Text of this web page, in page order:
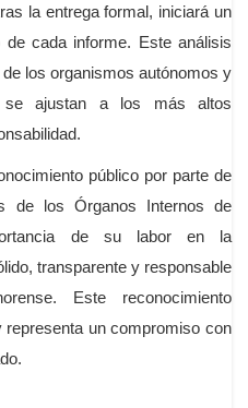
la entrega formal, iniciará un
cada informe. Este análisis
los organismos autónomos y
se ajustan a los más altos
público por parte de
de los Órganos Internos de
de su labor en la
transparente y responsable
Este reconocimiento
un compromiso con